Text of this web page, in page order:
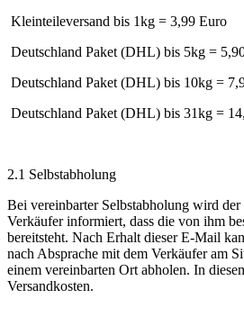
Kleinteileversand bis 1kg = 3,99 Euro
Deutschland Paket (DHL) bis 5kg =
Deutschland Paket (DHL) bis 10kg =
Deutschland Paket (DHL) bis 31kg =
2.1 Selbstabholung
Bei vereinbarter Selbstabholung wird
Verkäufer informiert, dass die von ihm
bereitsteht. Nach Erhalt dieser E-Mail
nach Absprache mit dem Verkäufer am
einem vereinbarten Ort abholen. In
Versandkosten.